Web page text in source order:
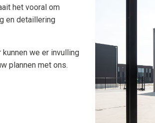
het vooral om
en detaillering
we er invulling
plannen met ons.